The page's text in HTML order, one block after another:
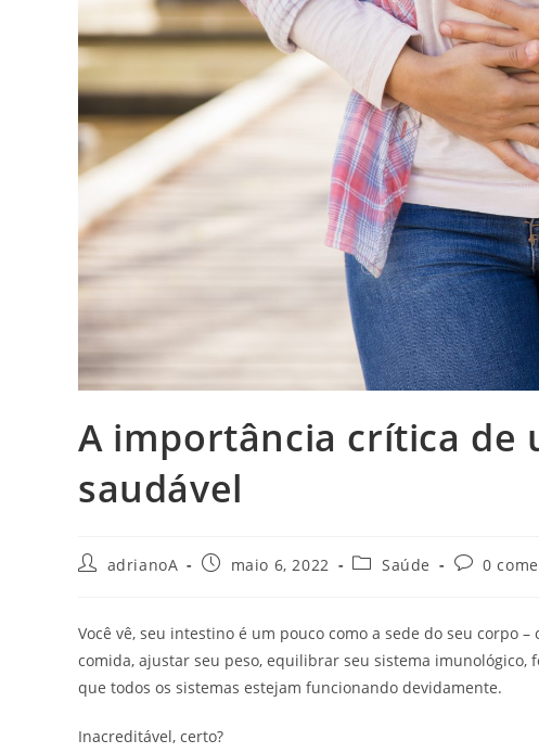
A importância crítica
saudável
AutoradrianoA
Postmaio 6, 2022
Categoria
Saúde 0
Você vê, seu intestino é um pouco como a sede do seu corpo
comida, ajustar seu peso, equilibrar seu sistema
que todos os sistemas estejam funcionando devidamente.
Inacreditável, certo?